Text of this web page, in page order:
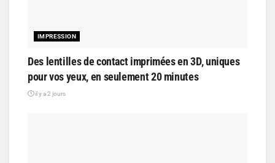
IMPRESSION
Des lentilles de contact imprimées en 3D, uniques
pour vos yeux, en seulement 20 minutes
il y a 2 jours